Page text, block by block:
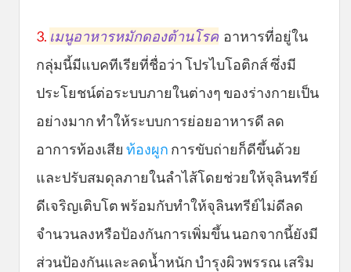
3. เมนูอาหารหมักดองต้านโรค อาหารที่อยู่ใน
กลุ่มนี้มีแบคทีเรียที่ชื่อว่า โปรไบโอติกส์ ซึ่งมี
ประโยชน์ต่อระบบภายในต่างๆ ของร่างกายเป็น
อย่างมาก ทำให้ระบบการย่อยอาหารดี ลด
อาการท้องเสีย ท้องผูก การขับถ่ายก็ดีขึ้นด้วย
และปรับสมดุลภายในลำไส้โดยช่วยให้จุลินทรีย์
ดีเจริญเติบโต พร้อมกับทำให้จุลินทรีย์ไม่ดีลด
จำนวนลงหรือป้องกันการเพิ่มขึ้น นอกจากนี้ยังมี
ส่วนป้องกันและลดน้ำหนัก บำรุงผิวพรรณ เสริม